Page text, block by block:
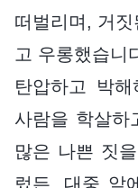
떠벌리며, 거
고 우롱했습니
탄압하고 박
사람을 학살하
많은 나쁜 짓
렀든, 대중 앞